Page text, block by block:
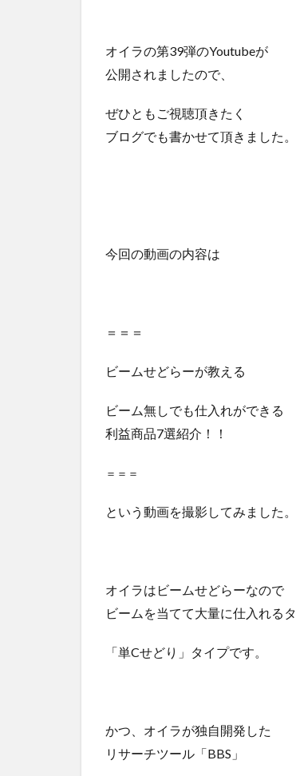
オイラの第39弾のYoutubeが
公開されましたので、
ぜひともご視聴頂きたく
ブログでも書かせて頂きました。
今回の動画の内容は
＝＝＝
ビームせどらーが教える
ビーム無しでも仕入れができる
利益商品7選紹介！！
＝＝＝
という動画を撮影してみました。
オイラはビームせどらーなので
ビームを当てて大量に仕入れるタ
「単Cせどり」タイプです。
かつ、オイラが独自開発した
リサーチツール「BBS」